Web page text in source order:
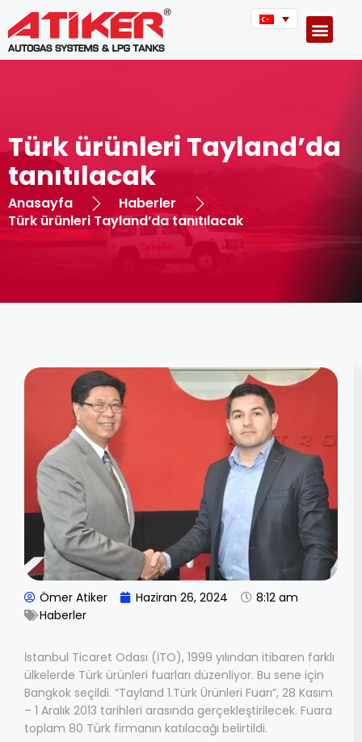
Türk ürünleri Tayland’da
tanıtılacak
Anasayfa
Haberler
Türk ürünleri Tayland’da tanıtılacak
Ömer Atiker Haziran 26, 2024
8:12 am
Haberler
İstanbul Ticaret Odası (İTO), 1999 yılından itibaren farklı
ülkelerde Türk ürünleri fuarları düzenliyor. Bu sene için
Bangkok seçildi. “Tayland 1.Türk Ürünleri Fuarı”, 28 Kasım
– 1 Aralık 2013 tarihleri arasında gerçekleştirilecek. Fuara
toplam 80 Türk firmanın katılacağı belirtildi.